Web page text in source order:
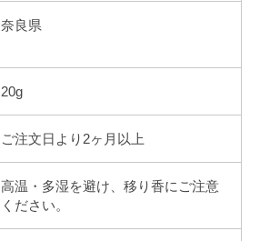
奈良県
20g
ご注文日より2ヶ月以上
高温・多湿を避け、移り香にご注意
ください。